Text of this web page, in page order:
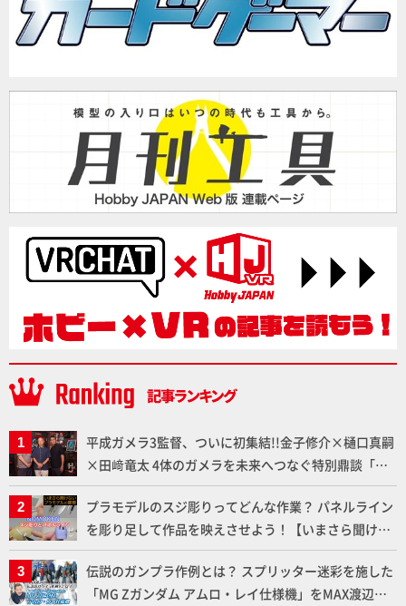
平成ガメラ3監督、ついに初集結!!金子修介×樋口真嗣
×田﨑竜太 4体のガメラを未来へつなぐ特別鼎談「ガ
メラ永久保存化プロジェクト FINAL」
プラモデルのスジ彫りってどんな作業？ パネルライン
を彫り足して作品を映えさせよう！【いまさら聞けな
いプラモデルの基礎：スジ彫りとパネルライン】
伝説のガンプラ作例とは？ スプリッター迷彩を施した
「MG Zガンダム アムロ・レイ仕様機」をMAX渡辺が